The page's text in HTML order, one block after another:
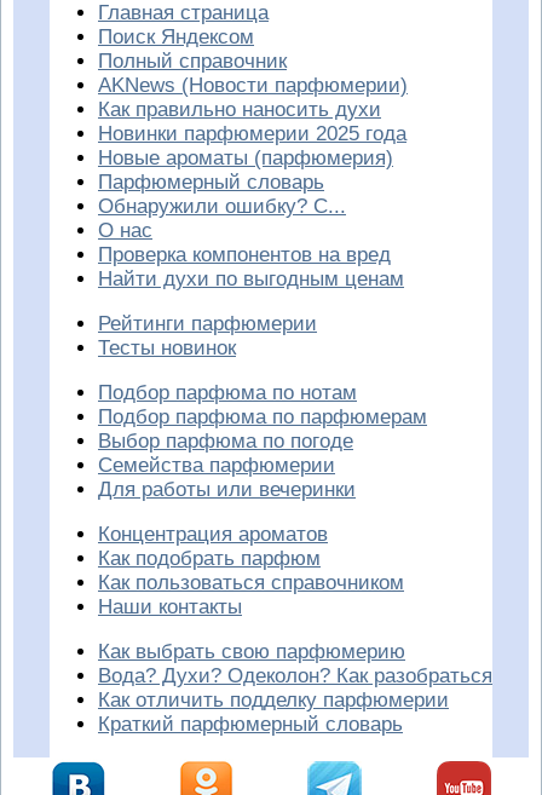
Главная страница
Поиск Яндексом
Полный справочник
AKNews (Новости парфюмерии)
Как правильно наносить духи
Новинки парфюмерии 2025 года
Новые ароматы (парфюмерия)
Парфюмерный словарь
Обнаружили ошибку? С...
О нас
Проверка компонентов на вред
Найти духи по выгодным ценам
Рейтинги парфюмерии
Тесты новинок
Подбор парфюма по нотам
Подбор парфюма по парфюмерам
Выбор парфюма по погоде
Семейства парфюмерии
Для работы или вечеринки
Концентрация ароматов
Как подобрать парфюм
Как пользоваться справочником
Наши контакты
Как выбрать свою парфюмерию
Вода? Духи? Одеколон? Как разобраться
Как отличить подделку парфюмерии
Краткий парфюмерный словарь